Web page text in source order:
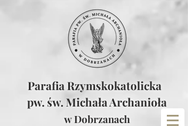
Parafia Rzymskokatolicka
pw. św. Michała Archanioła
w Dobrzanach